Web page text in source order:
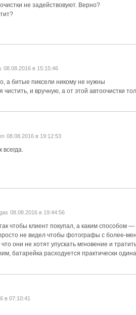
не задействовуют. Верно?
08.08.2016 в 15:15:46
а битые пиксели никому не нужны
и вручную, а от этой автоочистки
08.08.2016 в 19:12:53
08.08.2016 в 19:44:56
чтобы клиент покупал, а каким способом
не видел чтобы фотографы с более-
они не хотят упускать мгновение и
батарейка расходуется практически
в 07:10:41